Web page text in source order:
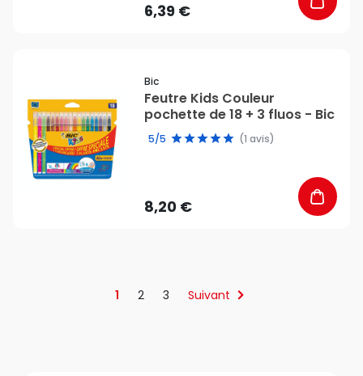
6,39 €
Bic
Feutre Kids Couleur
pochette de 18 + 3 fluos - Bic
5/5 (1 avis)
8,20 €
1 2 3 Suivant